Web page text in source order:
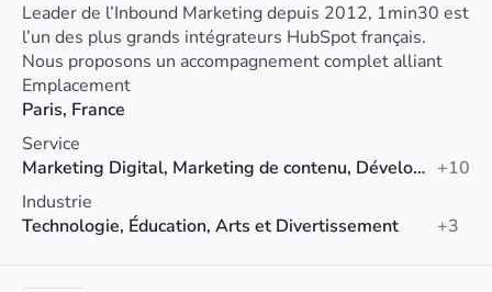
Leader de l’Inbound Marketing depuis 2012, 1min30 est
l’un des plus grands intégrateurs HubSpot français.
Nous proposons un accompagnement complet alliant
conseil, intégration, formation et agence.
Emplacement
Paris, France
Service
Marketing Digital, Marketing de contenu, Développement web +10
Industrie
Technologie, Éducation, Arts et Divertissement
+3